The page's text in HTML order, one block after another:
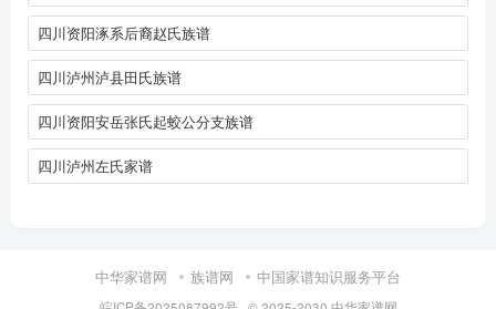
四川资阳涿系后裔赵氏族谱
四川泸州泸县田氏族谱
四川资阳安岳张氏起蛟公分支族谱
四川泸州左氏家谱
中华家谱网 族谱网 中国家谱知识服务平台